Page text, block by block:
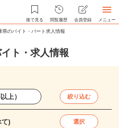
後で見る 閲覧履歴 会員登録 メニュー
県のバイト・パート求人情報
ト・求人情報
絞り込む
) 選択